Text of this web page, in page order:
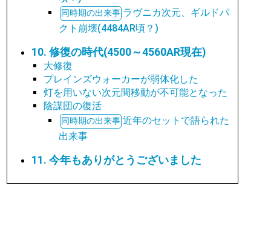
ラヴニカ次元、ギルドパ
クト崩壊(4484AR頃？)
10. 修復の時代(4500～4560AR現在)
大修復
プレインズウォーカーが弱体化した
灯を用いない次元間移動が不可能となった
陰謀団の復活
近年のセットで語られた
出来事
11. 今年もありがとうございました